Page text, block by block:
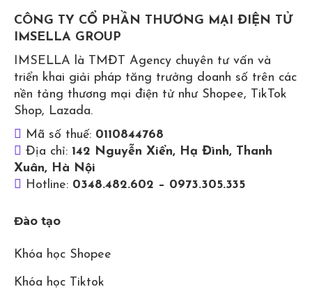
CÔNG TY CỔ PHẦN THƯƠNG MẠI ĐIỆN TỬ
IMSELLA GROUP
IMSELLA là TMĐT Agency chuyên tư vấn và
triển khai giải pháp tăng trưởng doanh số trên các
nền tảng thương mại điện tử như Shopee, TikTok
Shop, Lazada.
Mã số thuế: 0110844768
Địa chỉ: 142 Nguyễn Xiển, Hạ Đình, Thanh
Xuân, Hà Nội
Hotline: 0348.482.602 – 0973.305.335
Đào tạo
Khóa học Shopee
Khóa học Tiktok